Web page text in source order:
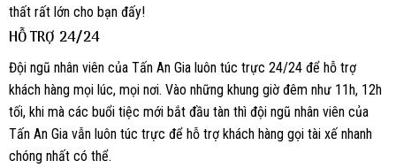
thất rất lớn cho bạn đấy!
HỖ TRỢ 24/24
Đội ngũ nhân viên của Tấn An Gia luôn túc trực 24/24 để hỗ trợ
khách hàng mọi lúc, mọi nơi. Vào những khung giờ đêm như 11h, 12h
tối, khi mà các buổi tiệc mới bắt đầu tàn thì đội ngũ nhân viên của
Tấn An Gia vẫn luôn túc trực để hỗ trợ khách hàng gọi tài xế nhanh
chóng nhất có thể.